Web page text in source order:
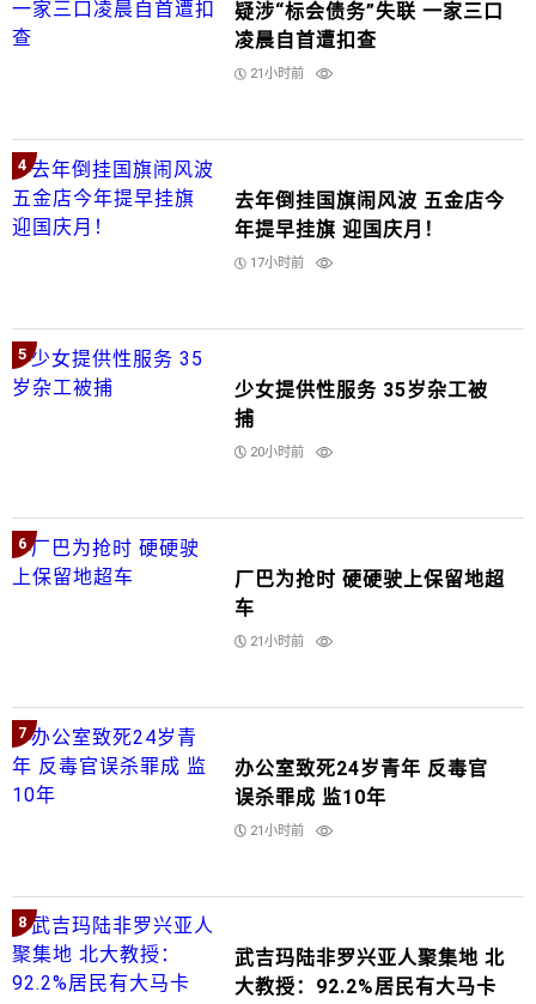
疑涉“标会债务”失联 一家三口
凌晨自首遭扣查
21小时前
4
去年倒挂国旗闹风波 五金店今
年提早挂旗 迎国庆月！
17小时前
5
少女提供性服务 35岁杂工被
捕
20小时前
6
厂巴为抢时 硬硬驶上保留地超
车
21小时前
7
办公室致死24岁青年 反毒官
误杀罪成 监10年
21小时前
8
武吉玛陆非罗兴亚人聚集地 北
大教授：92.2%居民有大马卡